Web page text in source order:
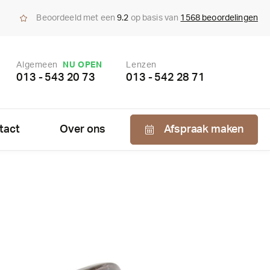
Beoordeeld met een9.2 op basis van 1568 beoordelingen
Algemeen NU OPEN
013 - 543 20 73
Lenzen
013 - 542 28 71
Over ons Afspraak maken